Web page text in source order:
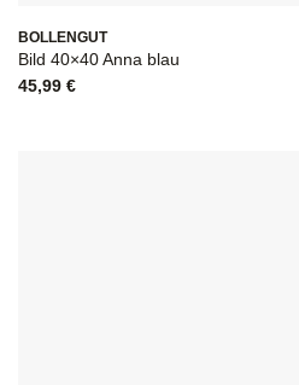
BOLLENGUT
Bild 40×40 Anna blau
45,99 €